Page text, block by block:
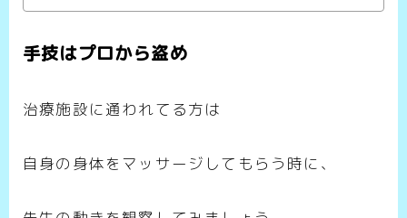
手技はプロから盗め
治療施設に通われてる方は
自身の身体をマッサージしてもらう時に、